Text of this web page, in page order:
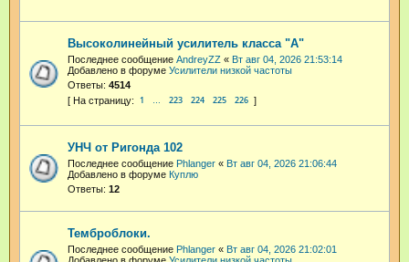
Высоколинейный усилитель класса "А"
Последнее сообщение AndreyZZ « Вт авг 04, 2026 21:53:14
Добавлено в форуме Усилители низкой частоты
Ответы: 4514
1 … 223 224 225 226
УНЧ от Ригонда 102
Последнее сообщение Phlanger « Вт авг 04, 2026 21:06:44
Добавлено в форуме Куплю
Ответы: 12
Темброблоки.
Последнее сообщение Phlanger « Вт авг 04, 2026 21:02:01